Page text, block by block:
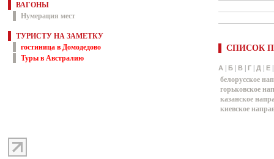
ВАГОНЫ
Нумерация мест
ТУРИСТУ НА ЗАМЕТКУ
гостиница в Домодедово
Туры в Австралию
СПИСОК
А Б В Г Д Е
белорусское
горьковское
казанское
киевское